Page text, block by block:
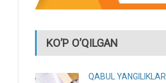
KO’P O’QILGAN
QABUL
YANGILIKLAR